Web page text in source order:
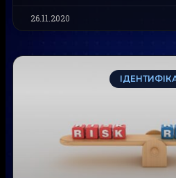
26.11.2020